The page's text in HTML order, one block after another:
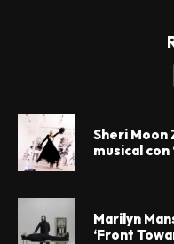
Sheri Moon
musical con
Marilyn
‘Front